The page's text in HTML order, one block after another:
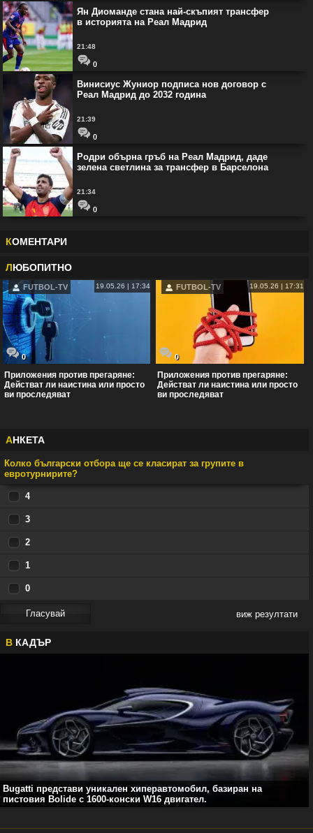
Ян Диоманде стана най-скъпият трансфер
в историята на Реал Мадрид
21:48
0
Винисиус Жуниор подписа нов договор с
Реал Мадрид до 2032 година
21:39
0
Родри обърна гръб на Реал Мадрид, даде
зелена светлина за трансфер в Барселона
21:34
0
КОМЕНТАРИ
ЛЮБОПИТНО
FUTBOL-TV 19.05.26 | 17:34
0
Приложения против прегаряне:
Действат ли наистина или просто
ви проследяват
FUTBOL-TV 19.05.26 | 17:31
0
Приложения против прегаряне:
Действат ли наистина или просто
ви проследяват
АНКЕТА
Колко български отбора ще се класират за групите в
евротурнирите?
4
3
2
1
0
виж резултати
В КАДЪР
Bugatti представи уникален хиперавтомобил, базиран на
пистовия Bolide с 1600-конски W16 двигател.